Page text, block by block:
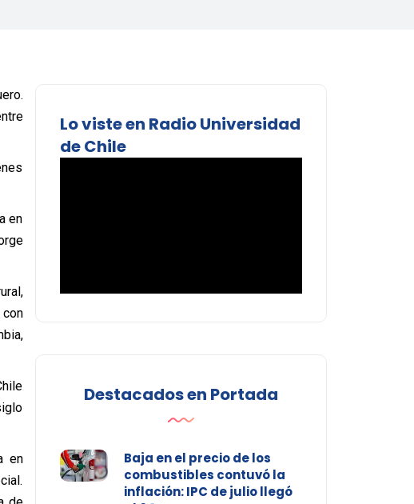
en
en
Lo viste en Radio Universidad
de Chile
Destacados en Portada
Baja en el precio de los
combustibles contuvó la
inflación: IPC de julio llegó